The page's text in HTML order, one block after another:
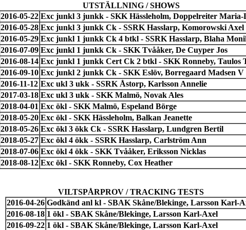
UTSTÄLLNING / SHOWS
2016-05-22 Exc junkl 3 junkk - SKK Hässleholm, Doppelreiter Maria-
2016-05-28 Exc junkl 3 junkk Ck - SSRK Hasslarp, Komorowski Axel
2016-05-29 Exc junkl 1 junkk Ck 4 btkl - SSRK Hasslarp, Blaha
2016-07-09 Exc junkl 1 junkk Ck - SKK Tvååker, De Cuyper Jos
2016-08-14 Exc junkl 1 junkk Cert Ck 2 btkl - SKK Ronneby, Taulos
2016-09-10 Exc junkl 2 junkk Ck - SKK Eslöv, Borregaard Madsen V
2016-11-12 Exc ukl 3 ukk - SSRK Åstorp, Karlsson Annelie
2017-03-18 Exc ukl 3 ukk - SKK Malmö, Novak Ales
2018-04-01 Exc ökl - SKK Malmö, Espeland Börge
2018-05-20 Exc ökl - SKK Hässleholm, Balkan Jeanette
2018-05-26 Exc ökl 3 ökk Ck - SSRK Hasslarp, Lundgren Bertil
2018-05-27 Exc ökl 4 ökk - SSRK Hasslarp, Carlström Ann
2018-07-06 Exc ökl 4 ökk - SKK Tvååker, Eriksson Nicklas
2018-08-12 Exc ökl - SKK Ronneby, Cox Heather
VILTSPÅRPROV / TRACKING TESTS
2016-04-26 Godkänd anl kl - SBAK Skåne/Blekinge, Larsson Karl-
2016-08-18 1 ökl - SBAK Skåne/Blekinge, Larsson Karl-Axel
2016-09-22 1 ökl - SBAK Skåne/Blekinge, Larsson Karl-Axel